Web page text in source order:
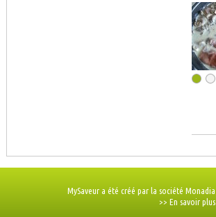
MySaveur a été créé par la société Monadia
>> En savoir plus